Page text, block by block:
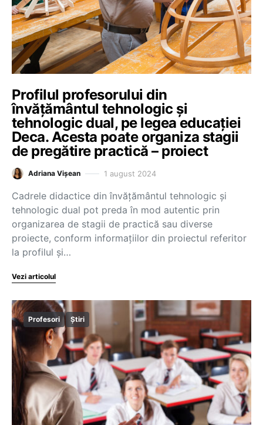
Profilul profesorului din
învățământul tehnologic și
tehnologic dual, pe legea educației
Deca. Acesta poate organiza stagii
de pregătire practică – proiect
Adriana Vișean 1 august 2024
Cadrele didactice din învățământul tehnologic și
tehnologic dual pot preda în mod autentic prin
organizarea de stagii de practică sau diverse
proiecte, conform informațiilor din proiectul referitor
la profilul și…
Vezi articolul
Profesori Știri